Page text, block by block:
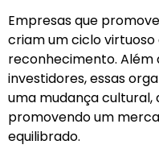
Empresas que
criam um ciclo
reconhecimento.
investidores, essas
uma mudança
promovendo um
equilibrado.